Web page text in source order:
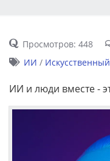
Просмотров: 448
ИИ /
ИИ и люди вместе -